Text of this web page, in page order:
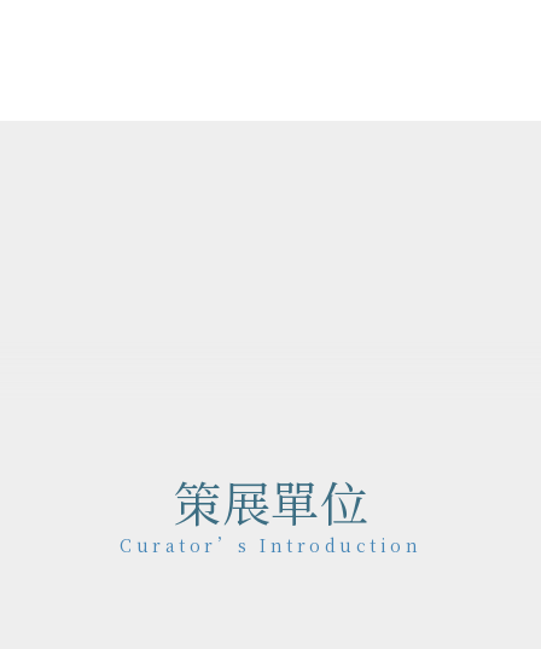
策展單位
Curator’s Introduction